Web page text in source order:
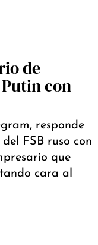
de
con
responde
FSB ruso con
que
cara al